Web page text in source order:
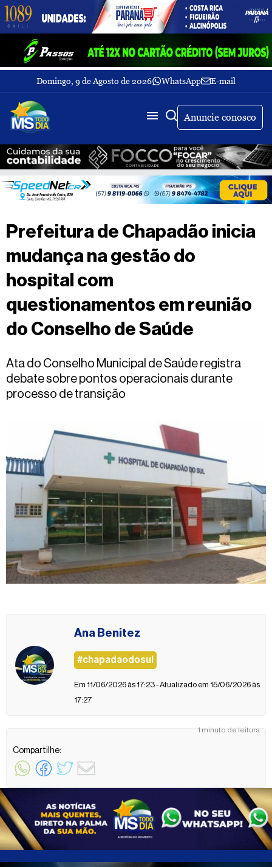
Domingo, 9 de Agosto de 2026 WhatsApp E-mail
Fechar Menu
Últimas
notícias
Galeria
de
fotos
Sobre
Nós
TV
MS
dia
Fale
conosco
Anuncie conosco
Buscar
1 minuto de leitura
Prefeitura de Chapadão inicia
mudança na gestão do
hospital com
questionamentos em reunião
do Conselho de Saúde
Ata do Conselho Municipal de Saúde registra
debate sobre pontos operacionais durante
processo de transição
Ana Benitez
#chapadaodosul
Em 11/06/2026 às 17:23 - Atualizado em 15/06/2026 às
17:27
Compartilhe: